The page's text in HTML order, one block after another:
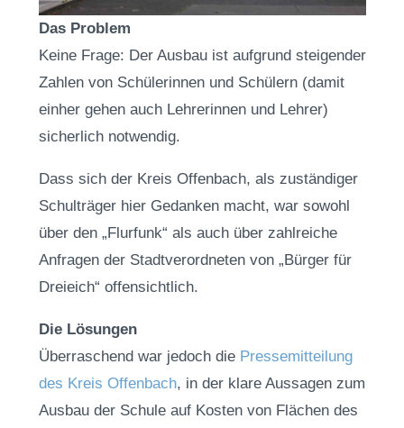
Das Problem
Keine Frage: Der Ausbau ist aufgrund steigender
Zahlen von Schülerinnen und Schülern (damit
einher gehen auch Lehrerinnen und Lehrer)
sicherlich notwendig.
Dass sich der Kreis Offenbach, als zuständiger
Schulträger hier Gedanken macht, war sowohl
über den „Flurfunk“ als auch über zahlreiche
Anfragen der Stadtverordneten von „Bürger für
Dreieich“ offensichtlich.
Die Lösungen
Überraschend war jedoch die Pressemitteilung
des Kreis Offenbach, in der klare Aussagen zum
Ausbau der Schule auf Kosten von Flächen des